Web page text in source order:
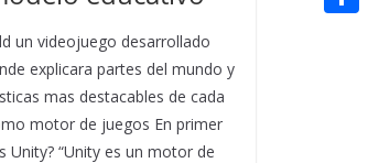
un videojuego desarrollado
explicara partes del mundo y
mas destacables de cada
motor de juegos En primer
Unity? “Unity es un motor de
n
a